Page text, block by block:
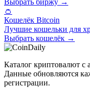
Выбрать биржу →
👛
Кошелёк Bitcoin
Лучшие кошельки для
Выбрать кошелёк →
Каталог криптовалют с
Данные обновляются
регистрации.